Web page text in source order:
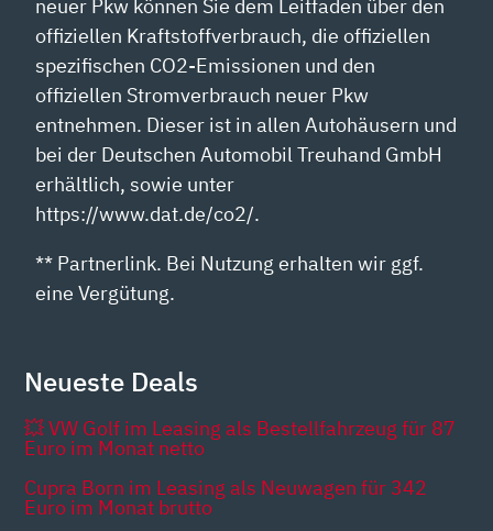
neuer Pkw können Sie dem Leitfaden über den
offiziellen Kraftstoffverbrauch, die offiziellen
spezifischen CO2-Emissionen und den
offiziellen Stromverbrauch neuer Pkw
entnehmen. Dieser ist in allen Autohäusern und
bei der Deutschen Automobil Treuhand GmbH
erhältlich, sowie unter
https://www.dat.de/co2/.
** Partnerlink. Bei Nutzung erhalten wir ggf.
eine Vergütung.
Neueste Deals
💥 VW Golf im Leasing als Bestellfahrzeug für 87
Euro im Monat netto
Cupra Born im Leasing als Neuwagen für 342
Euro im Monat brutto